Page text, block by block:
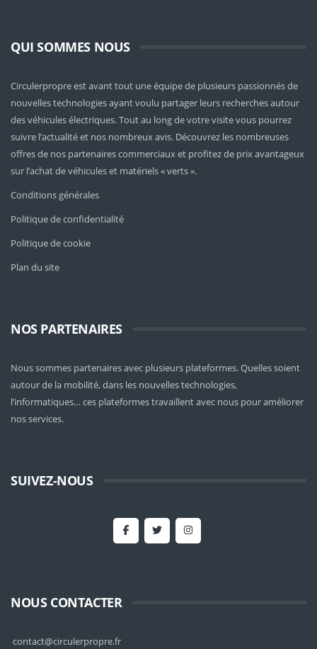
QUI SOMMES NOUS
Circulerpropre est avant tout une équipe de plusieurs passionnés de
nouvelles technologies ayant voulu partager leurs recherches autour
des véhicules électriques. Tout au long de votre visite vous pourrez
suivre l’actualité et nos nombreux avis. Découvrez les nombreuses
offres de nos partenaires commerciaux et profitez de prix avantageux
sur l’achat de véhicules et matériels « verts ».
Conditions générales
Politique de confidentialité
Politique de cookie
Plan du site
NOS PARTENAIRES
Nous sommes partenaires avec plusieurs plateformes. Quelles soient
autour de la mobilité, dans les nouvelles technologies,
l’informatiques… ces plateformes travaillent avec nous pour améliorer
nos services.
SUIVEZ-NOUS
NOUS CONTACTER
contact@circulerpropre.fr